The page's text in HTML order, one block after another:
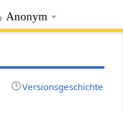
Anonym
Versionsgeschichte